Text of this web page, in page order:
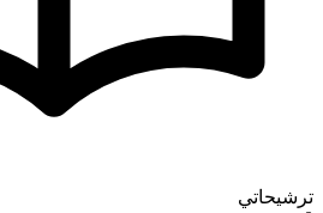
ترشيحاتي